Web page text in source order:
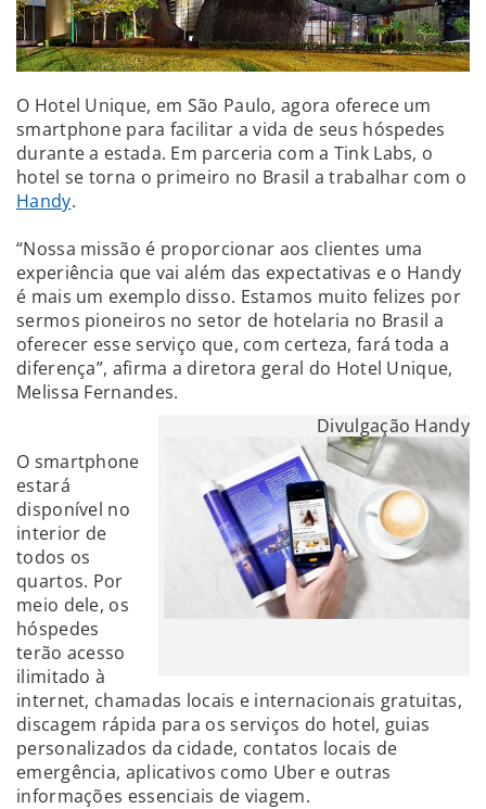
O Hotel Unique, em São Paulo, agora oferece um
smartphone para facilitar a vida de seus hóspedes
durante a estada. Em parceria com a Tink Labs, o
hotel se torna o primeiro no Brasil a trabalhar com o
Handy.
“Nossa missão é proporcionar aos clientes uma
experiência que vai além das expectativas e o Handy
é mais um exemplo disso. Estamos muito felizes por
sermos pioneiros no setor de hotelaria no Brasil a
oferecer esse serviço que, com certeza, fará toda a
diferença”, afirma a diretora geral do Hotel Unique,
Melissa Fernandes.
Divulgação Handy
O smartphone
estará
disponível no
interior de
todos os
quartos. Por
meio dele, os
hóspedes
terão acesso
ilimitado à
internet, chamadas locais e internacionais gratuitas,
discagem rápida para os serviços do hotel, guias
personalizados da cidade, contatos locais de
emergência, aplicativos como Uber e outras
informações essenciais de viagem.